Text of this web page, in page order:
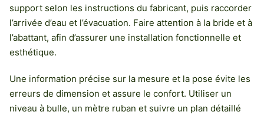
support selon les instructions du fabricant, puis raccorder
l’arrivée d’eau et l’évacuation. Faire attention à la bride et à
l’abattant, afin d’assurer une installation fonctionnelle et
esthétique.
Une information précise sur la mesure et la pose évite les
erreurs de dimension et assure le confort. Utiliser un
niveau à bulle, un mètre ruban et suivre un plan détaillé